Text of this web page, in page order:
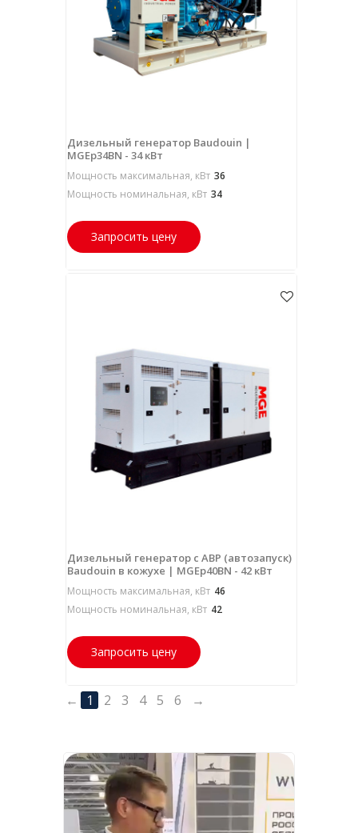
Дизельный генератор Baudouin |
MGEp34BN - 34 кВт
Мощность максимальная, кВт 36
Мощность номинальная, кВт 34
Запросить цену
Дизельный генератор с АВР (автозапуск)
Baudouin в кожухе | MGEp40BN - 42 кВт
Мощность максимальная, кВт 46
Мощность номинальная, кВт 42
Запросить цену
← 1 2 3 4 5 6 →